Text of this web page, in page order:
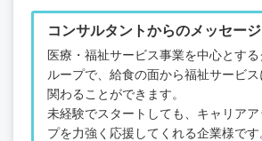
コンサルタントからのメッセージ
医療・福祉サービス事業を中心とする
ループで、給食の面から福祉サービス
関わることができます。
未経験でスタートしても、キャリアア
プを力強く応援してくれる企業様です